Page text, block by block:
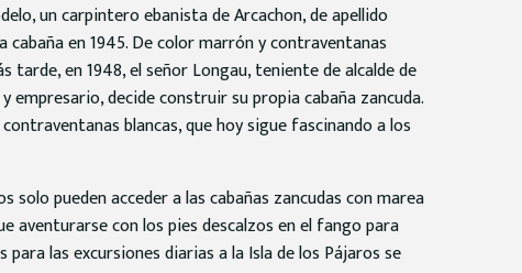
un carpintero ebanista de Arcachon, de apellido
cabaña en 1945. De color marrón y contraventanas
tarde, en 1948, el señor Longau, teniente de alcalde de
empresario, decide construir su propia cabaña zancuda.
blancas, que hoy sigue fascinando a los
solo pueden acceder a las cabañas zancudas con marea
aventurarse con los pies descalzos en el fango para
para las excursiones diarias a la Isla de los Pájaros se